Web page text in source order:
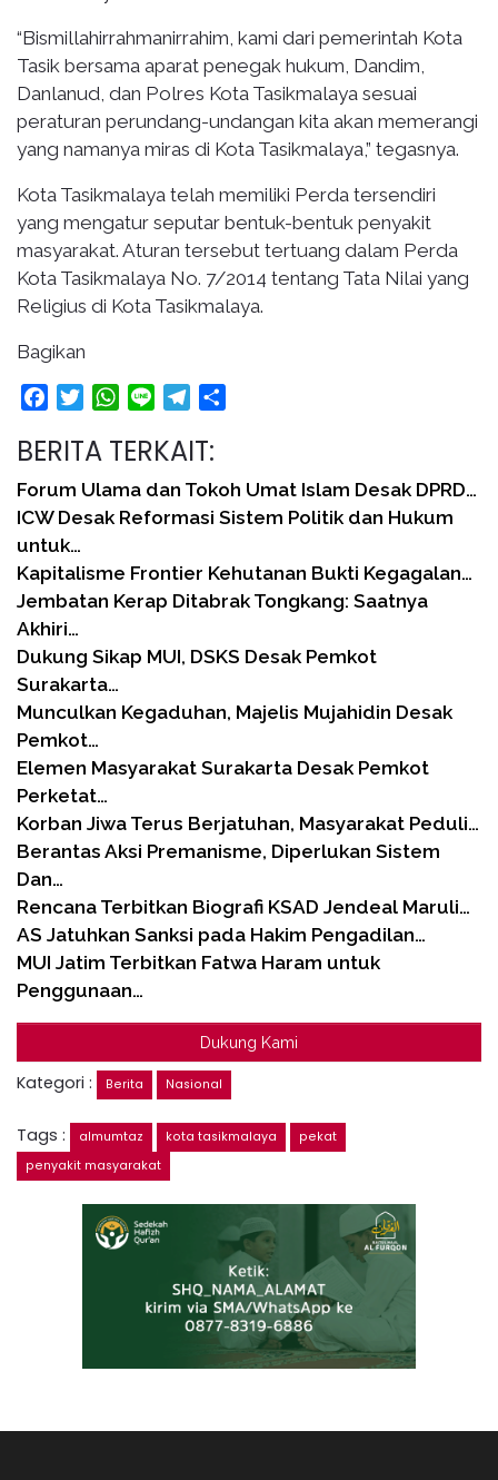
“Bismillahirrahmanirrahim, kami dari pemerintah Kota
Tasik bersama aparat penegak hukum, Dandim,
Danlanud, dan Polres Kota Tasikmalaya sesuai
peraturan perundang-undangan kita akan memerangi
yang namanya miras di Kota Tasikmalaya,” tegasnya.
Kota Tasikmalaya telah memiliki Perda tersendiri
yang mengatur seputar bentuk-bentuk penyakit
masyarakat. Aturan tersebut tertuang dalam Perda
Kota Tasikmalaya No. 7/2014 tentang Tata Nilai yang
Religius di Kota Tasikmalaya.
Bagikan
FacebookTwitterWhatsApp
Line Telegram
BERITA TERKAIT:
Forum Ulama dan Tokoh Umat Islam Desak DPRD…
ICW Desak Reformasi Sistem Politik dan Hukum
untuk…
Kapitalisme Frontier Kehutanan Bukti Kegagalan…
Jembatan Kerap Ditabrak Tongkang: Saatnya
Akhiri…
Dukung Sikap MUI, DSKS Desak Pemkot
Surakarta…
Munculkan Kegaduhan, Majelis Mujahidin Desak
Pemkot…
Elemen Masyarakat Surakarta Desak Pemkot
Perketat…
Korban Jiwa Terus Berjatuhan, Masyarakat Peduli…
Berantas Aksi Premanisme, Diperlukan Sistem
Dan…
Rencana Terbitkan Biografi KSAD Jendeal Maruli…
AS Jatuhkan Sanksi pada Hakim Pengadilan…
MUI Jatim Terbitkan Fatwa Haram untuk
Penggunaan…
Dukung Kami
Kategori : Berita Nasional
Tags : almumtaz kota tasikmalaya
pekat
penyakit masyarakat